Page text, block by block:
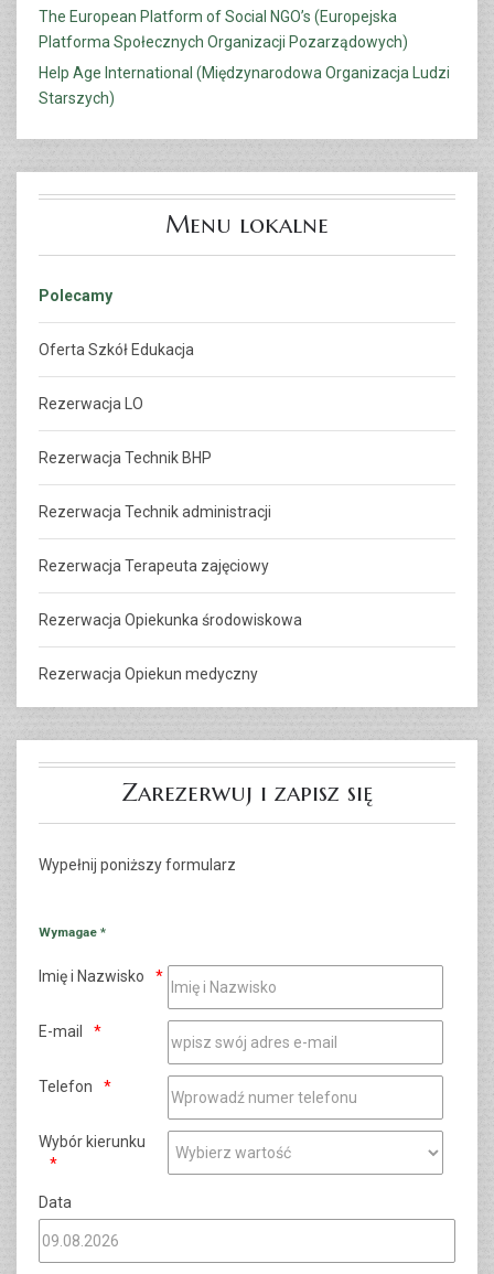
The European Platform of Social NGO’s (Europejska
Platforma Społecznych Organizacji Pozarządowych)
Help Age International (Międzynarodowa Organizacja Ludzi
Starszych)
Menu lokalne
Polecamy
Oferta Szkół Edukacja
Rezerwacja LO
Rezerwacja Technik BHP
Rezerwacja Technik administracji
Rezerwacja Terapeuta zajęciowy
Rezerwacja Opiekunka środowiskowa
Rezerwacja Opiekun medyczny
Zarezerwuj i zapisz się
Wypełnij poniższy formularz
Wymagae *
Imię i Nazwisko
E-mail
Telefon
Wybór kierunku
Data